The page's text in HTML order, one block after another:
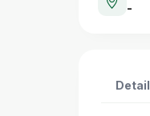
-
Detail